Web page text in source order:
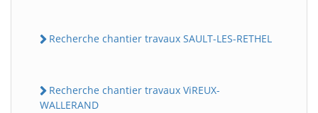
Recherche chantier travaux SAULT-LES-RETHEL
Recherche chantier travaux ViREUX-
WALLERAND